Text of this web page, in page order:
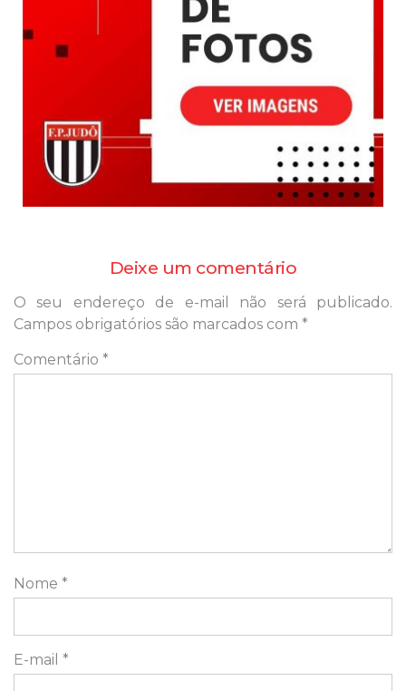
Deixe um comentário
O seu endereço de e-mail não será publicado.
Campos obrigatórios são marcados com *
Comentário *
Nome *
E-mail *